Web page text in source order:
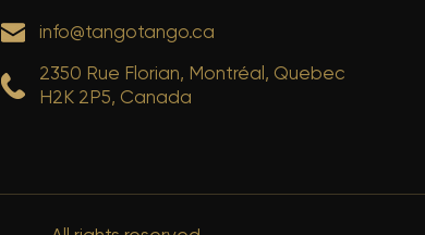
info@tangotango.ca
2350 Rue Florian, Montréal, Quebec
H2K 2P5, Canada